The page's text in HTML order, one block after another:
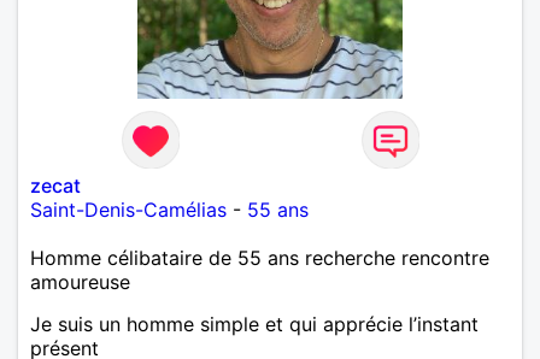
zecat
Saint-Denis-Camélias - 55 ans
Homme célibataire de 55 ans recherche rencontre
amoureuse
Je suis un homme simple et qui apprécie l’instant
présent